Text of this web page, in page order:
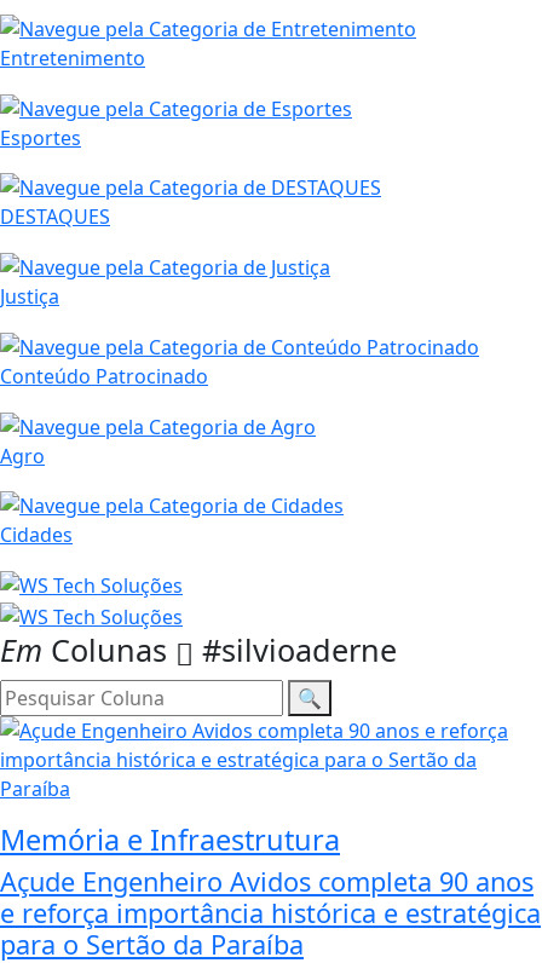
Entretenimento
Esportes
DESTAQUES
Justiça
Conteúdo Patrocinado
Agro
Cidades
Em Colunas #silvioaderne
🔍
Memória e Infraestrutura
Açude Engenheiro Avidos completa 90 anos
e reforça importância histórica e estratégica
para o Sertão da Paraíba